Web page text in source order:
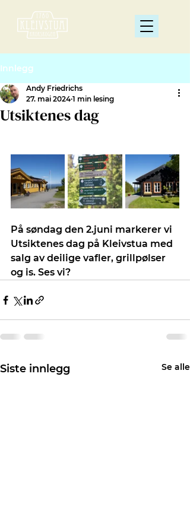
Innlegg
Utsiktenes dag
Andy Friedrichs
27. mai 2024 1 min lesing
På søndag den 2.juni markerer vi
Utsiktenes dag på Kleivstua med
salg av deilige vafler, grillpølser
og is. Ses vi?
Siste innlegg Se alle